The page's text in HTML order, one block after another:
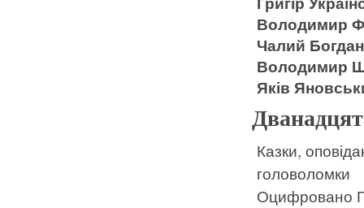
Володимир
Чалий
Володимир
Яків
Казки,
головоломки
Оцифровано